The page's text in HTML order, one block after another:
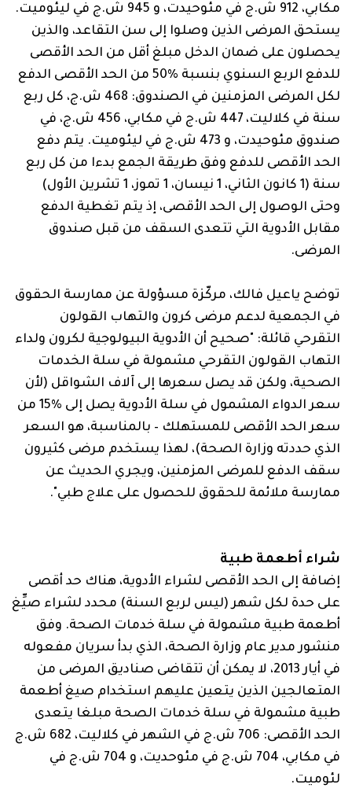
مكابي، 912 ش.ج في مئوحيدت، و 945 ش.ج في ليئوميت.
يستحق المرضى الذين وصلوا إلى سن التقاعد، والذين
يحصلون على ضمان الدخل مبلغ أقل من الحد الأقصى
للدفع الربع السنوي بنسبة %50 من الحد الأقصى الدفع
لكل المرضى المزمنين في الصندوق: 468‏ ش.ج، كل ربع
سنة في كلاليت، ‏447‏ ش.ج في مكابي، ‏456‏ ش.ج، في
صندوق مئوحيدت، و ‏473‏ ش.ج في ليئوميت. يتم دفع
الحد الأقصى للدفع وفق طريقة الجمع بدءا من كل ربع
سنة (1 كانون الثاني، 1 نيسان، 1 تموز، 1 تشرين الأول)
وحتى الوصول إلى الحد الأقصى، إذ يتم تغطية الدفع
مقابل الأدوية التي تتعدى السقف من قبل صندوق
المرضى.
توضح ياعيل فالك، مركّزة مسؤولة عن ممارسة الحقوق
في الجمعية لدعم مرضى كرون والتهاب القولون
التقرحي قائلة: "صحيح أن الأدوية البيولوجية لكرون ولداء
التهاب القولون التقرحي مشمولة في سلة الخدمات
الصحية، ولكن قد يصل سعرها إلى آلاف الشواقل (لأن
سعر الدواء المشمول في سلة الأدوية يصل إلى %15 من
سعر الحد الأقصى للمستهلك – بالمناسبة، هو السعر
الذي حددته وزارة الصحة)، لهذا يستخدم مرضى كثيرون
سقف الدفع للمرضى المزمنين، ويجري الحديث عن
ممارسة ملائمة للحقوق للحصول على علاج طبي".
شراء أطعمة طبية
إضافة إلى الحد الأقصى لشراء الأدوية، هناك حد أقصى
على حدة لكل شهر (ليس لربع السنة) محدد لشراء صيِّغ
أطعمة طبية مشمولة في سلة خدمات الصحة. وفق
منشور مدير عام وزارة الصحة، الذي بدأ سريان مفعوله
في أيار 2013، لا يمكن أن تتقاضى صناديق المرضى من
المتعالجين الذين يتعين عليهم استخدام صيغ أطعمة
طبية مشمولة في سلة خدمات الصحة مبلغا يتعدى
الحد الأقصى: 706‏ ش.ج في الشهر في كلاليت، ‏682‏ ش.ج
في مكابي، ‏704‏ ش.ج في مئوحديت، و ‏704‏ ش.ج في
لئوميت.